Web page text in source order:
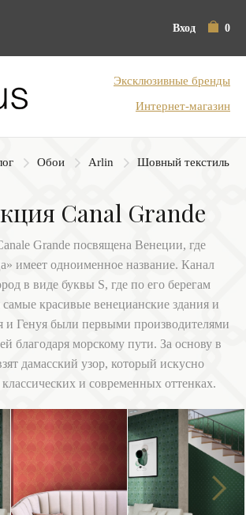
Вход 0
Эксклюзивные бренды
Интернет-магазин
Обои Arlin Шовный текстиль
Canal Grande
Grande посвящена Венеции, где
имеет одноименное название. Канал
в виде буквы S, где по его берегам
самые красивые венецианские здания и
и Генуя были первыми производителями
благодаря морскому пути. За основу в
дамасский узор, который искусно
и современных оттенках.
Next